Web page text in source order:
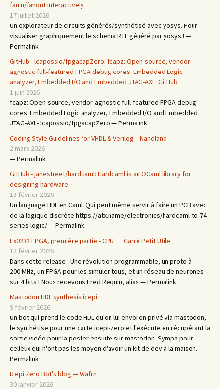
fanin/fanout interactively
17 juillet 2026
Un explorateur de circuits générés/synthétisé avec yosys. Pour
visualiser graphiquement le schema RTL généré par yosys ! —
Permalink
GitHub - lcapossio/fpgacapZero: fcapz: Open-source, vendor-
agnostic full-featured FPGA debug cores. Embedded Logic
analyzer, Embedded I/O and Embedded JTAG-AXI · GitHub
1 juin 2026
fcapz: Open-source, vendor-agnostic full-featured FPGA debug
cores. Embedded Logic analyzer, Embedded I/O and Embedded
JTAG-AXI - lcapossio/fpgacapZero — Permalink
Coding Style Guidelines for VHDL & Verilog – Nandland
2 mars 2026
— Permalink
GitHub - janestreet/hardcaml: Hardcaml is an OCaml library for
designing hardware.
13 février 2026
Un language HDL en Caml. Qui peut même servir à faire un PCB avec
de la logique discrète https://atx.name/electronics/hardcaml-to-74-
series-logic/ — Permalink
Ex0232 FPGA, première partie - CPU ⬜ Carré Petit Utile
12 février 2026
Dans cette release : Une révolution programmable, un proto à
200 MHz, un FPGA pour les simuler tous, et un réseau de neurones
sur 4 bits ! Nous recevons Fred Requin, alias — Permalink
Mastodon HDL synthesis icepi
9 février 2026
Un bot qui prend le code HDL qu'on lui envoi en privé via mastodon,
le synthétise pour une carte icepi-zero et l'exécute en récupérant la
sortie vidéo pour la poster ensuite sur mastodon. Sympa pour
celleux qui n'ont pas les moyen d'avoir un kit de dev à la maison. —
Permalink
Icepi Zero Bot's blog — Wafrn
30 janvier 2026